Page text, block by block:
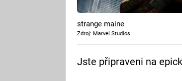
strange maine
Zdroj: Marvel Studios
Jste připraveni na